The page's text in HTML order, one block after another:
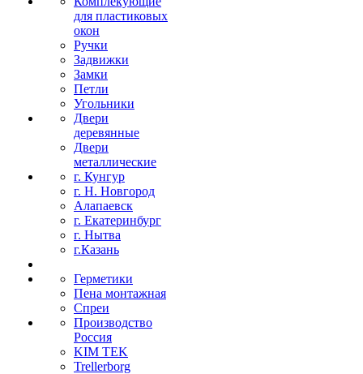
для пластиковых
окон
Ручки
Задвижки
Замки
Петли
Угольники
Двери
деревянные
Двери
металлические
г. Кунгур
г. Н. Новгород
Алапаевск
г. Екатеринбург
г. Нытва
г.Казань
Герметики
Пена монтажная
Спреи
Производство
Россия
KIM TEK
Trellerborg